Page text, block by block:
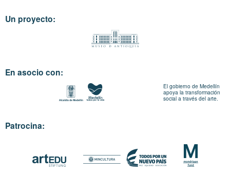
Un proyecto:
En asocio con:
El gobierno de Medellín
apoya la transformación
social a través del arte.
Patrocina: